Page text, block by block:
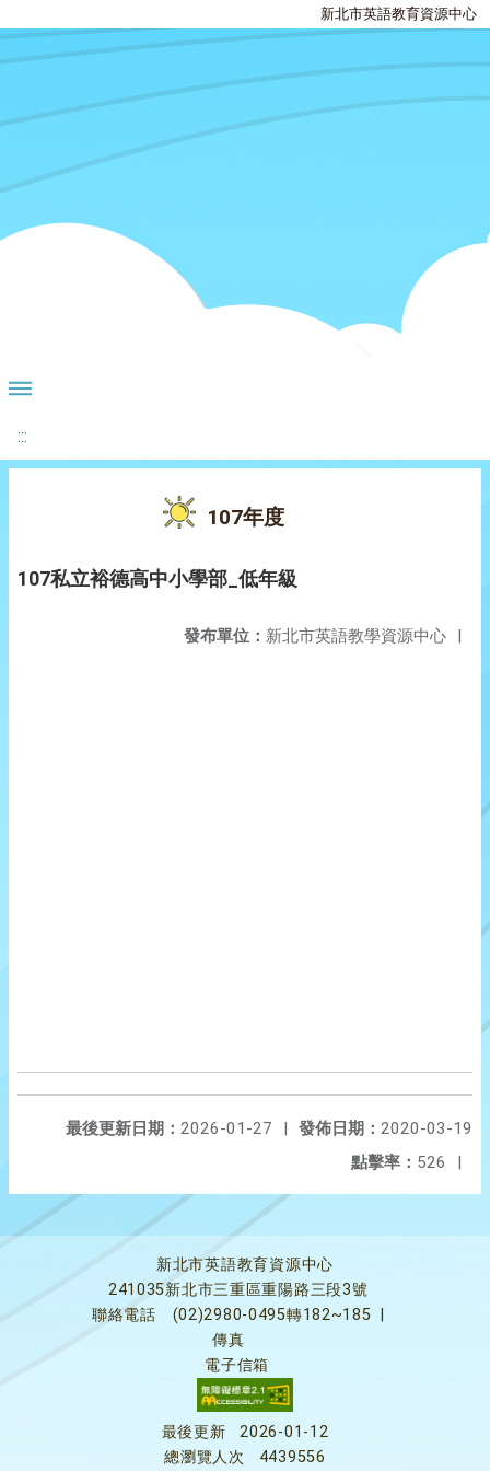
新北市英語教育資源中心
:::
107年度
107私立裕德高中小學部_低年級
發布單位： 新北市英語教學資源中心 |
發佈日期： 2020-03-19
最後更新日期： 2026-01-27
|
點擊率： 526 |
新北市英語教育資源中心
241035新北市三重區重陽路三段3號
聯絡電話
(02)2980-0495轉182~185
傳真
電子信箱
最後更新
2026-01-12
總瀏覽人次
4439556